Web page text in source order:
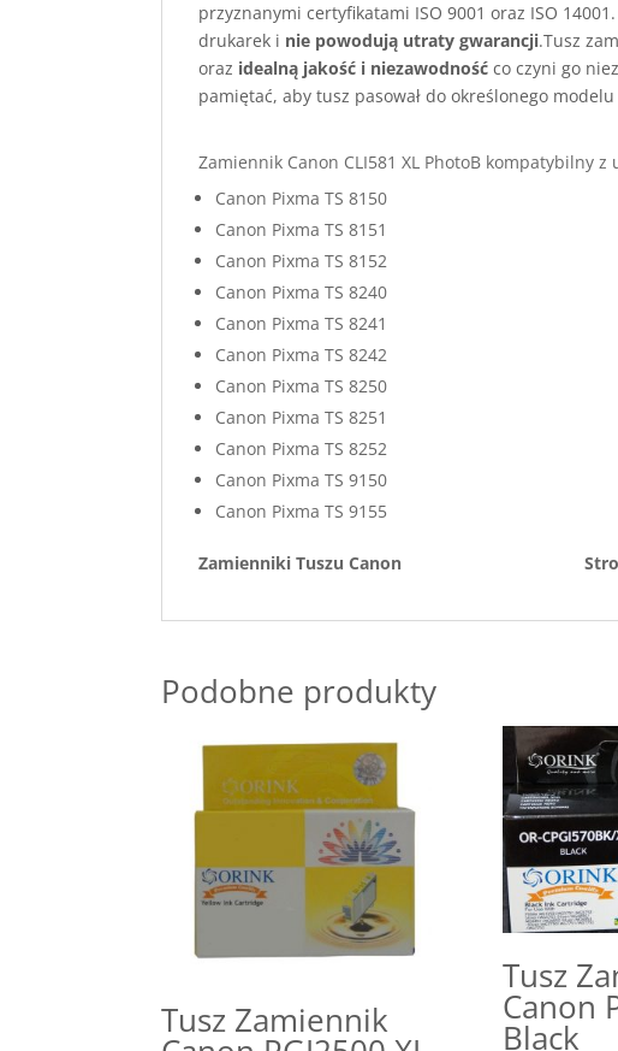
przyznanymi certyfikatami ISO 9001 oraz ISO
drukarek i nie powodują utraty gwarancji.Tusz
oraz idealną jakość i niezawodność co czyni go
pamiętać, aby tusz pasował do określonego
Zamiennik Canon CLI581 XL PhotoB kompatybilny z
Canon Pixma TS 8150
Canon Pixma TS 8151
Canon Pixma TS 8152
Canon Pixma TS 8240
Canon Pixma TS 8241
Canon Pixma TS 8242
Canon Pixma TS 8250
Canon Pixma TS 8251
Canon Pixma TS 8252
Canon Pixma TS 9150
Canon Pixma TS 9155
Zamienniki Tuszu Canon
Podobne produkty
Tusz Zamiennik
Tusz
Canon
Black